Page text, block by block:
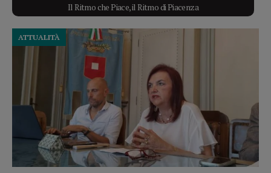
Il Ritmo che Piace, il Ritmo di Piacenza
ATTUALITÀ